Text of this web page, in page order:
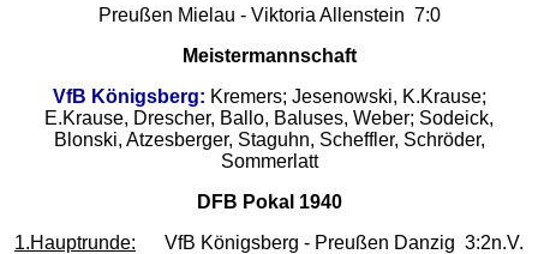
Preußen Mielau - Viktoria Allenstein 7:0
Meistermannschaft
VfB Königsberg: Kremers; Jesenowski, K.Krause;
E.Krause, Drescher, Ballo, Baluses, Weber; Sodeick,
Blonski, Atzesberger, Staguhn, Scheffler, Schröder,
Sommerlatt
DFB Pokal 1940
1.Hauptrunde: VfB Königsberg - Preußen Danzig 3:2n.V.